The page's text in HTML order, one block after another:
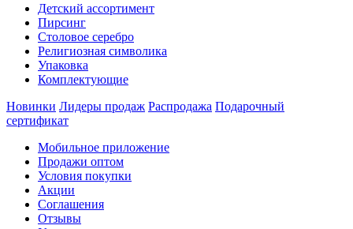
Детский ассортимент
Пирсинг
Столовое серебро
Религиозная символика
Упаковка
Комплектующие
Новинки Лидеры продаж Распродажа Подарочный
сертификат
Мобильное приложение
Продажи оптом
Условия покупки
Акции
Соглашения
Отзывы